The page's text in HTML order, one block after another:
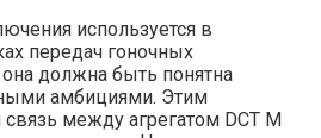
используется в
передач гоночных
должна быть понятна
амбициями. Этим
связь между агрегатом DCT М